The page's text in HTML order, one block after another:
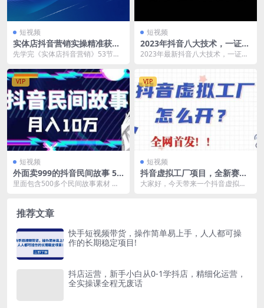
短视频
实体店抖音营销实操精准获
客、打造个人IP实操方法，同
先学完《实体店抖音营销》53节必
号必备（8节课...
短视频
2023年抖音八大技术，一证多
实名 秒注销 断抖破投流 永久
2023年最新抖音八大技术，一证多
VIP
短视频
外面卖999的抖音民间故事 50
0多个素材和剪映使用技巧
里面包含500多个民间故事素材 以
VIP
短视频
抖音虚拟工厂项目，全新赛
道，无需出镜，冷门暴力，30
大家好，今天带来一个抖音虚拟工
推荐文章
快手短视频带货，操作简单易上手，人人都可操
作的长期稳定项目!
抖店运营，新手小白从0-1学抖店，精细化运营，
全实操课全程无废话